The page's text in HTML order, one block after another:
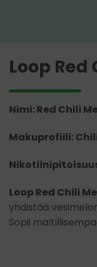
Loop
Nimi: Red Chili
Makuprofiili:
Loop Red Chili
yhdistää
Sopii